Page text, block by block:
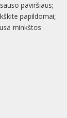
paviršiaus;
papildomai;
minkštos